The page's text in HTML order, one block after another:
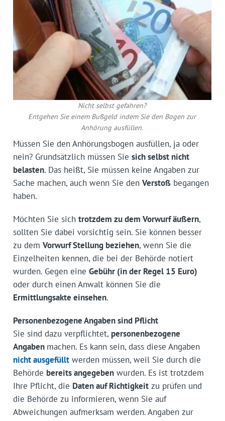
Nicht selbst gefahren?
Entgehen Sie einem Bußgeld indem Sie den Bogen zur
Anhörung ausfüllen.
Müssen Sie den Anhörungsbogen ausfüllen, ja oder
nein? Grundsätzlich müssen Sie sich selbst nicht
belasten. Das heißt, Sie müssen keine Angaben zur
Sache machen, auch wenn Sie den Verstoßbegangen
haben.
Möchten Sie sich trotzdem zu dem Vorwurf äußern,
sollten Sie dabei vorsichtig sein. Sie können besser
zu dem Vorwurf Stellung beziehen, wenn Sie die
Einzelheiten kennen, die bei der Behörde notiert
wurden. Gegen eine Gebühr (in der Regel 15 Euro)
oder durch einen Anwalt können Sie die
Ermittlungsakte einsehen.
Personenbezogene Angaben sind Pflicht
Sie sind dazu verpflichtet, personenbezogene
Angaben machen. Es kann sein, dass diese Angaben
nicht ausgefülltwerden müssen, weil Sie durch die
Behörde bereits angegebenwurden. Es ist trotzdem
Ihre Pflicht, die Daten auf Richtigkeitzu prüfen und
die Behörde zu informieren, wenn Sie auf
Abweichungen aufmerksam werden. Angaben zur